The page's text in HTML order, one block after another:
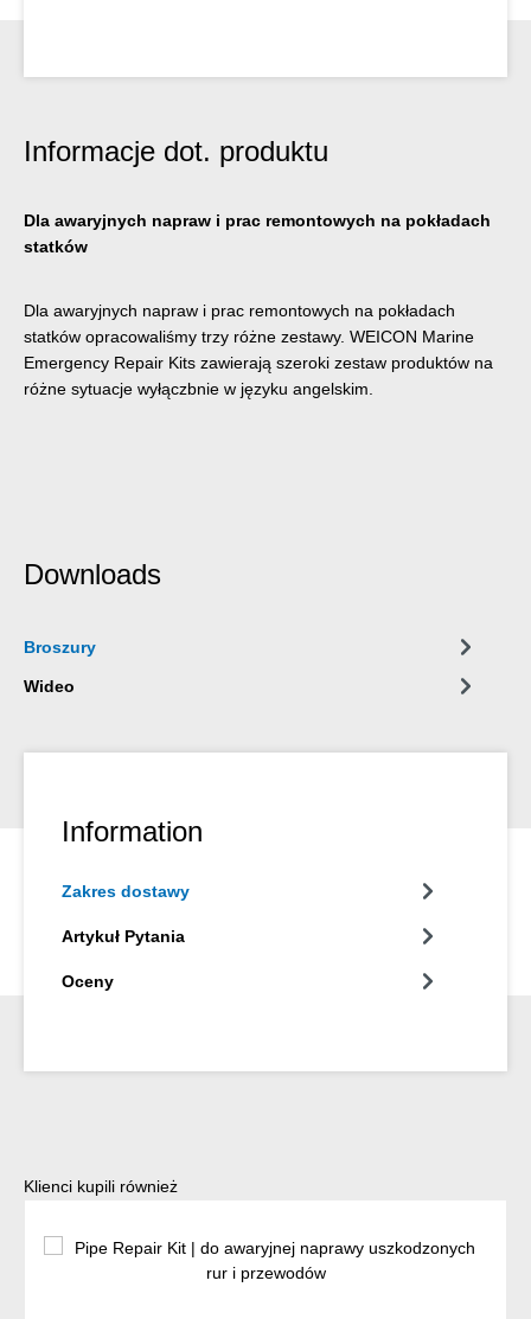
Informacje dot. produktu
Dla awaryjnych napraw i prac remontowych na pokładach
statków
Dla awaryjnych napraw i prac remontowych na pokładach
statków opracowaliśmy trzy różne zestawy. WEICON Marine
Emergency Repair Kits zawierają szeroki zestaw produktów na
różne sytuacje wyłączbnie w języku angelskim.
Downloads
Broszury
Wideo
Information
Zakres dostawy
Artykuł Pytania
Oceny
Pomiń galerię produktów
Klienci kupili również